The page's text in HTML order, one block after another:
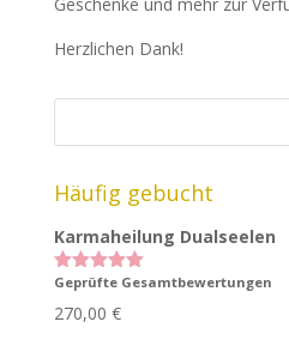
Herzlichen Dank!
Häufig gebucht
Karmaheilung Dualseelen
Bewertet
von 5
Geprüfte Gesamtbewertungen
270,00 €